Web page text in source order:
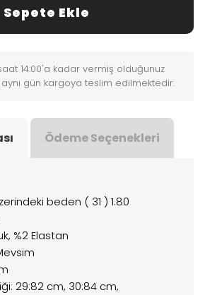
Sepete Ekle
14:00'a kadar vermiş olduğunuz
gün kargoya teslim edilmektedir.
Ödeme Seçenekleri
beden ( 31 ) 1.80
%2 Elastan
29:82 cm, 30:84 cm,